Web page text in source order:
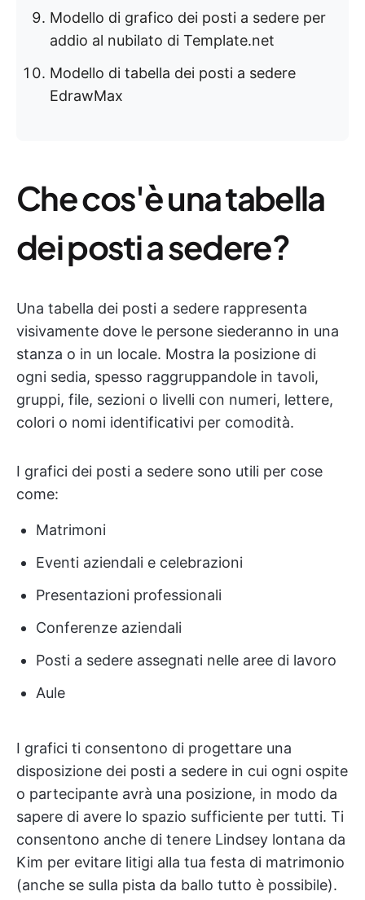
Modello di grafico dei posti a sedere per
addio al nubilato di Template.net
Modello di tabella dei posti a sedere
EdrawMax
Che cos'è una tabella
dei posti a sedere?
Una tabella dei posti a sedere rappresenta
visivamente dove le persone siederanno in una
stanza o in un locale. Mostra la posizione di
ogni sedia, spesso raggruppandole in tavoli,
gruppi, file, sezioni o livelli con numeri, lettere,
colori o nomi identificativi per comodità.
I grafici dei posti a sedere sono utili per cose
come:
Matrimoni
Eventi aziendali e celebrazioni
Presentazioni professionali
Conferenze aziendali
Posti a sedere assegnati nelle aree di lavoro
Aule
I grafici ti consentono di progettare una
disposizione dei posti a sedere in cui ogni ospite
o partecipante avrà una posizione, in modo da
sapere di avere lo spazio sufficiente per tutti. Ti
consentono anche di tenere Lindsey lontana da
Kim per evitare litigi alla tua festa di matrimonio
(anche se sulla pista da ballo tutto è possibile).